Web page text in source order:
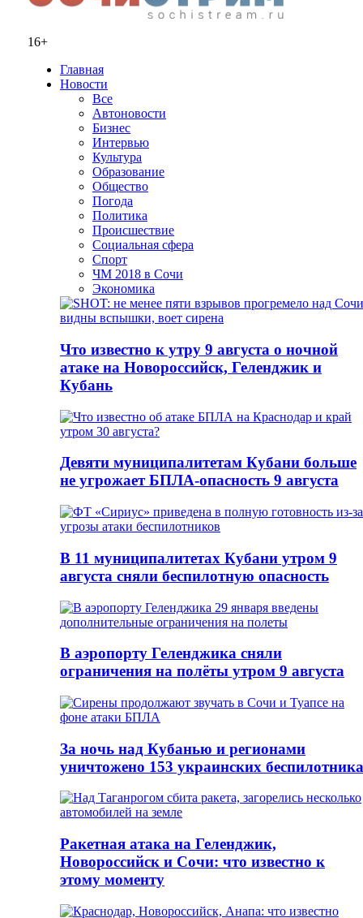
16+
Главная
Новости
Все
Автоновости
Бизнес
Интервью
Культура
Образование
Общество
Погода
Политика
Происшествие
Социальная сфера
Спорт
ЧМ 2018 в Сочи
Экономика
Что известно к утру 9 августа о ночной
атаке на Новороссийск, Геленджик и
Кубань
Девяти муниципалитетам Кубани больше
не угрожает БПЛА-опасность 9 августа
В 11 муниципалитетах Кубани утром 9
августа сняли беспилотную опасность
В аэропорту Геленджика сняли
ограничения на полёты утром 9 августа
За ночь над Кубанью и регионами
уничтожено 153 украинских беспилотника
Ракетная атака на Геленджик,
Новороссийск и Сочи: что известно к
этому моменту